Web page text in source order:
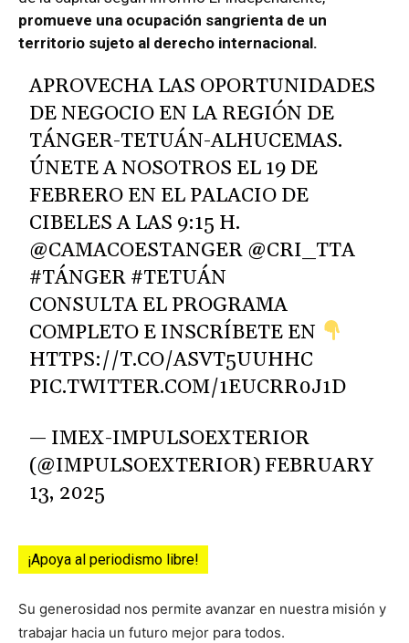
promueve una ocupación sangrienta de un
territorio sujeto al derecho internacional.
APROVECHA LAS OPORTUNIDADES
DE NEGOCIO EN LA REGIÓN DE
TÁNGER-TETUÁN-ALHUCEMAS.
ÚNETE A NOSOTROS EL 19 DE
FEBRERO EN EL PALACIO DE
CIBELES A LAS 9:15 H.
@CAMACOESTANGER @CRI_TTA
#TÁNGER #TETUÁN
CONSULTA EL PROGRAMA
COMPLETO E INSCRÍBETE EN
HTTPS://T.CO/ASVT5UUHHC
PIC.TWITTER.COM/1EUCRR0J1D
— IMEX-IMPULSOEXTERIOR
(@IMPULSOEXTERIOR)FEBRUARY
13, 2025
¡Apoya al periodismo libre!
Su generosidad nos permite avanzar en nuestra misión y
trabajar hacia un futuro mejor para todos.